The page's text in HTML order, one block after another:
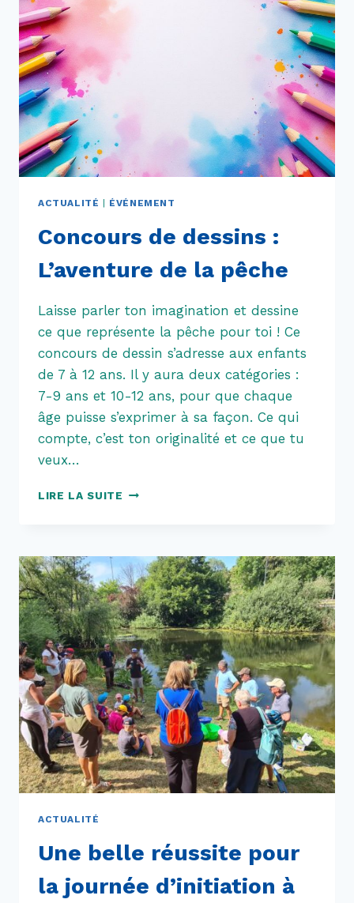
ACTUALITÉ ÉVÉNEMENT
Concours de dessins :
L’aventure de la pêche
Laisse parler ton imagination et dessine
ce que représente la pêche pour toi ! Ce
concours de dessin s’adresse aux enfants
de 7 à 12 ans. Il y aura deux catégories :
7-9 ans et 10-12 ans, pour que chaque
âge puisse s’exprimer à sa façon. Ce qui
compte, c’est ton originalité et ce que tu
veux…
LIRE LA SUITE CONCOURS
L’AVENTURE
DE
LA
PÊCHE
ACTUALITÉ
Une belle réussite pour
la journée d’initiation à